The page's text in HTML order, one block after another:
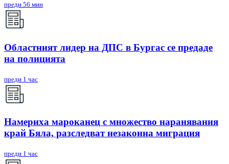
преди 56 мин
Областният лидер на ДПС в Бургас се предаде
на полицията
преди 1 час
Намериха мароканец с множество наранявания
край Бяла, разследват незаконна миграция
преди 1 час